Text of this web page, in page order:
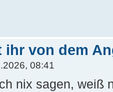
ihr von dem
08:41
nix sagen, weiß